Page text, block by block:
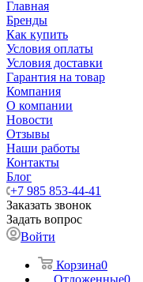
Главная
Бренды
Как купить
Условия оплаты
Условия доставки
Гарантия на товар
Компания
О компании
Новости
Отзывы
Наши работы
Контакты
Блог
+7 985 853-44-41
Заказать звонок
Задать вопрос
Войти
Корзина0
Отложенные0